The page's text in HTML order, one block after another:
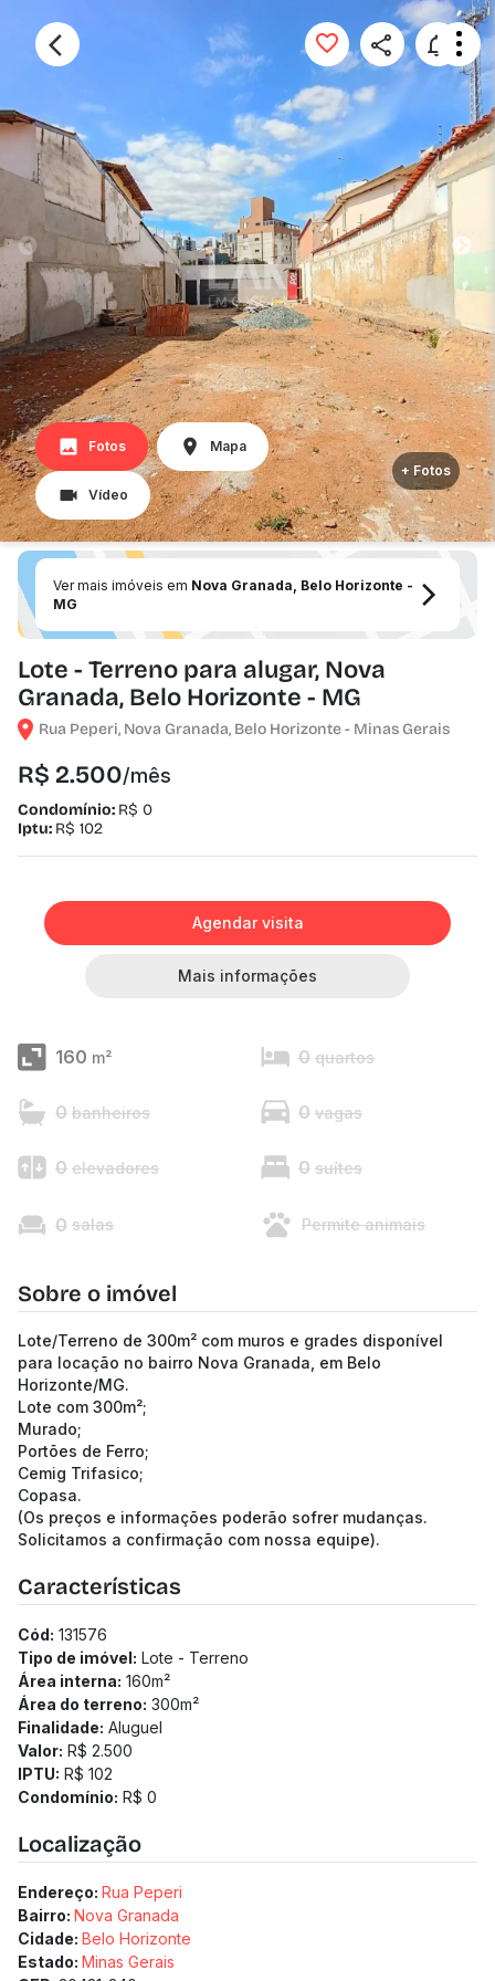
Fotos Mapa
Vídeo
+ Fotos
Ver mais imóveis em Nova Granada, Belo Horizonte -
MG
Lote - Terreno para alugar, Nova
Granada, Belo Horizonte - MG
Rua Peperi, Nova Granada, Belo Horizonte - Minas Gerais
R$ 2.500/mês
Condomínio: R$ 0
Iptu: R$ 102
Agendar visita
Mais informações
160 m² 0 quartos
0 banheiros 0 vagas
0 elevadores 0 suítes
0 salas Permite animais
Sobre o imóvel
Lote/Terreno de 300m² com muros e grades disponível
para locação no bairro Nova Granada, em Belo
Horizonte/MG.
Lote com 300m²;
Murado;
Portões de Ferro;
Cemig Trifasico;
Copasa.
(Os preços e informações poderão sofrer mudanças.
Solicitamos a confirmação com nossa equipe).
Características
Cód: 131576
Tipo de imóvel: Lote - Terreno
Área interna: 160m²
Área do terreno: 300m²
Finalidade: Aluguel
Valor: R$ 2.500
IPTU: R$ 102
Condomínio: R$ 0
Localização
Endereço: Rua Peperi
Bairro: Nova Granada
Cidade: Belo Horizonte
Estado: Minas Gerais